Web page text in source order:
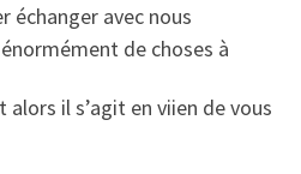
échanger avec nous
de choses à
alors il s’agit en viien de vous